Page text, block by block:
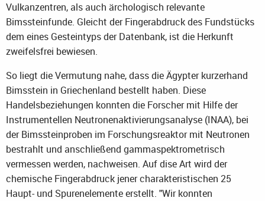
Vulkanzentren, als auch ärchologisch relevante
Bimssteinfunde. Gleicht der Fingerabdruck des Fundstücks
dem eines Gesteintyps der Datenbank, ist die Herkunft
zweifelsfrei bewiesen.
So liegt die Vermutung nahe, dass die Ägypter kurzerhand
Bimsstein in Griechenland bestellt haben. Diese
Handelsbeziehungen konnten die Forscher mit Hilfe der
Instrumentellen Neutronenaktivierungsanalyse (INAA), bei
der Bimssteinproben im Forschungsreaktor mit Neutronen
bestrahlt und anschließend gammaspektrometrisch
vermessen werden, nachweisen. Auf dise Art wird der
chemische Fingerabdruck jener charakteristischen 25
Haupt- und Spurenelemente erstellt. "Wir konnten